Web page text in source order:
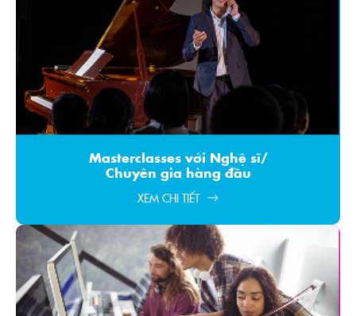
Masterclasses với Nghệ sĩ/
Chuyên gia hàng đầu​
XEM CHI TIẾT